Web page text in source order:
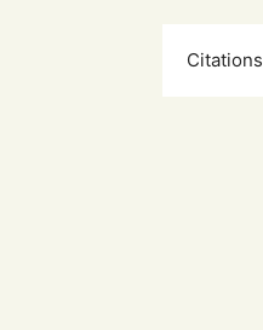
Citations